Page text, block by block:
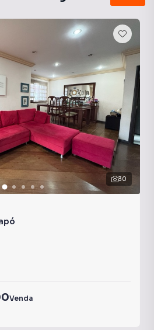
integrada que une sala, cozinha e
praticidade e elegância
uma área externa perfeita para
O imóvel ainda dispõe de
coberta para 2 carros. Um
sofisticação, funcionalidade e
planejado para viver com
30
Venda